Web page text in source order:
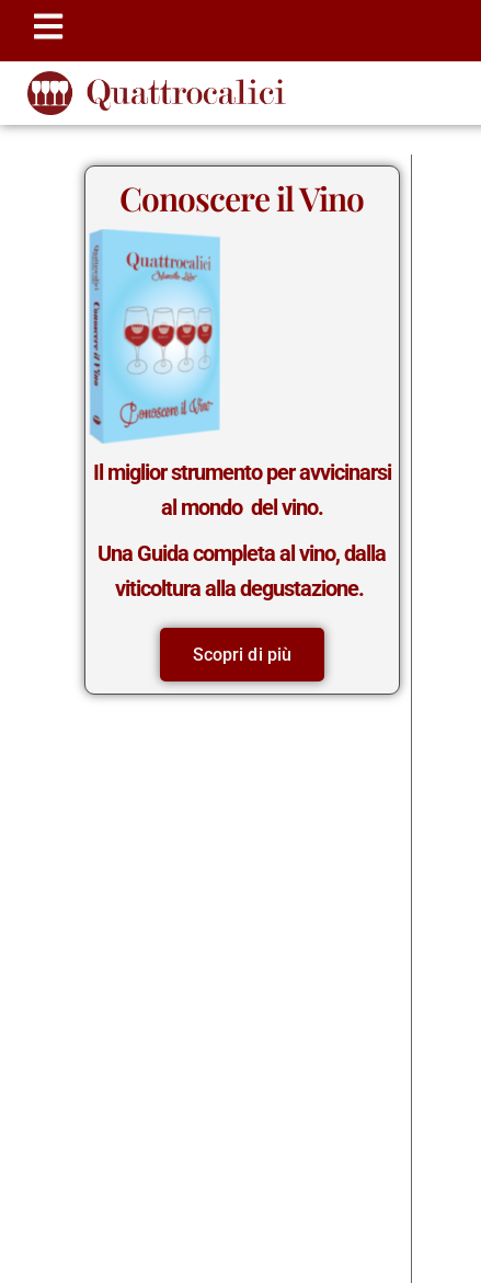
Conoscere il Vino
Il miglior strumento per avvicinarsi
al mondo del vino.
Una Guida completa al vino, dalla
viticoltura alla degustazione.
Scopri di più